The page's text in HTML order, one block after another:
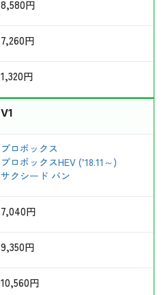
8,580円
7,260円
1,320円
V1
プロボックス
プロボックスHEV (’18.11～)
サクシード バン
7,040円
9,350円
10,560円